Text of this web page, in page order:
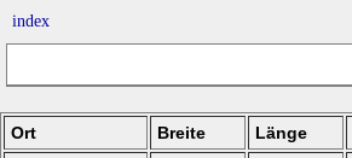
index
Ort Breite Länge